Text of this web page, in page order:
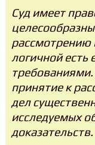
Суд имеет
рассмотрению
логичной есть
требованиями.
принятие к
дел
исследуемых
доказательств.